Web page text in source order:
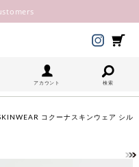
アカウント 検索
コクーナスキンウェア シル